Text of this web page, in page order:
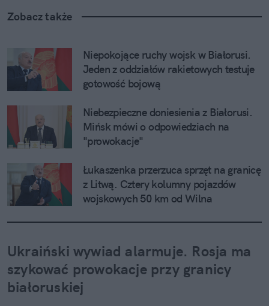
Zobacz także
Niepokojące ruchy wojsk w Białorusi.
Jeden z oddziałów rakietowych testuje
gotowość bojową
Niebezpieczne doniesienia z Białorusi.
Mińsk mówi o odpowiedziach na
"prowokacje"
Łukaszenka przerzuca sprzęt na granicę
z Litwą. Cztery kolumny pojazdów
wojskowych 50 km od Wilna
Ukraiński wywiad alarmuje. Rosja ma
szykować prowokacje przy granicy
białoruskiej